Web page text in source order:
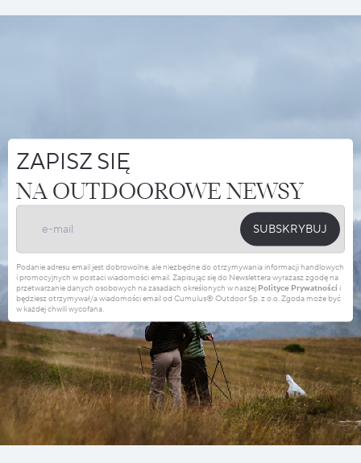
ZAPISZ SIĘ
NA OUTDOOROWE NEWSY
SUBSKRYBUJ
Podanie adresu email jest dobrowolne, ale niezbędne do otrzymywania informacji handlowych
i promocyjnych w postaci wiadomości email. Zapisując się do Newslettera wyrażasz zgodę na
przetwarzanie danych osobowych na zasadach określonych w naszej Polityce Prywatności i
będziesz otrzymywał/a wiadomości email od Cumulus® Outdoor Sp. z o.o. Zgoda może być
w każdej chwili wycofana.